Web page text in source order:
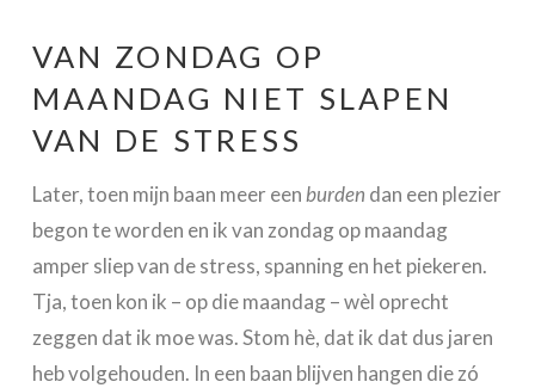
VAN ZONDAG OP
MAANDAG NIET SLAPEN
VAN DE STRESS
Later, toen mijn baan meer een burden dan een plezier
begon te worden en ik van zondag op maandag
amper sliep van de stress, spanning en het piekeren.
Tja, toen kon ik – op die maandag – wèl oprecht
zeggen dat ik moe was. Stom hè, dat ik dat dus jaren
heb volgehouden. In een baan blijven hangen die zó